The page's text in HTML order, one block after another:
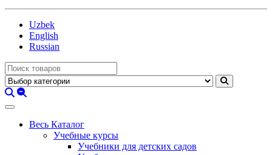
Uzbek
English
Russian
Весь Каталог
Учебные курсы
Учебники для детских садов